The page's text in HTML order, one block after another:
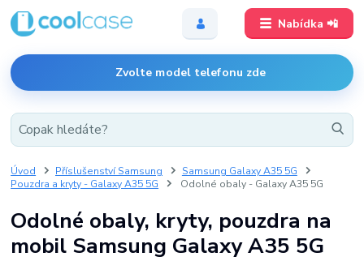
Nabídka 📲
Zvolte model telefonu zde
Úvod Příslušenství Samsung
Samsung Galaxy A35 5G
Pouzdra a kryty - Galaxy A35 5G
Odolné obaly - Galaxy A35 5G
Odolné obaly, kryty, pouzdra na
mobil Samsung Galaxy A35 5G